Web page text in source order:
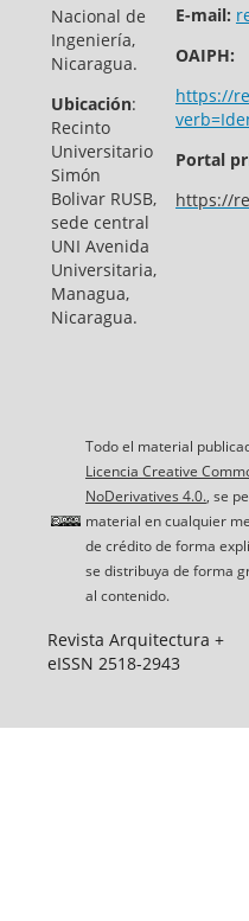
Nacional de
Ingeniería,
Nicaragua.
Ubicación:
Recinto
Universitario
Simón
Bolivar RUSB,
sede central
UNI Avenida
Universitaria,
Managua,
Nicaragua.
E-mail:
OAIPH:
https://
Portal
https://
Todo el material
Licencia Creative
NoDerivatives 4.0., se
material en cualquier
de crédito de forma
se distribuya de forma
al contenido.
Revista Arquitectura +
eISSN 2518-2943